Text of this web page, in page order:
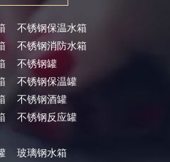
不锈钢保温水箱
不锈钢消防水箱
不锈钢罐
不锈钢保温罐
不锈钢酒罐
不锈钢反应罐
玻璃钢水箱